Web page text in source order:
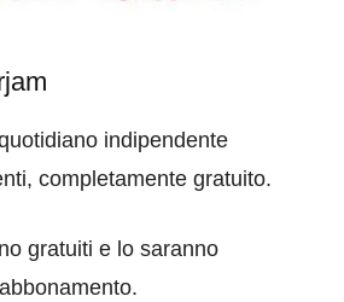
indipendente
completamente gratuito.
gratuiti e lo saranno